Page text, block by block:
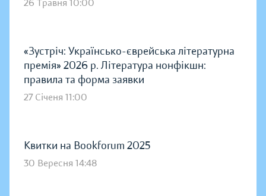
26 Травня 10:00
«Зустріч: Українсько-єврейська літературна
премія» 2026 р. Література нонфікшн:
правила та форма заявки
27 Січеня 11:00
Квитки на Bookforum 2025
30 Вересня 14:48